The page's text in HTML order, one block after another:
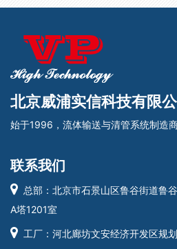
北京威浦实信科技有限
始于1996，流体输送与清管系统制造
联系我们
总部：北京市石景山区鲁谷街道鲁
A塔1201室
工厂：河北廊坊文安经济开发区规